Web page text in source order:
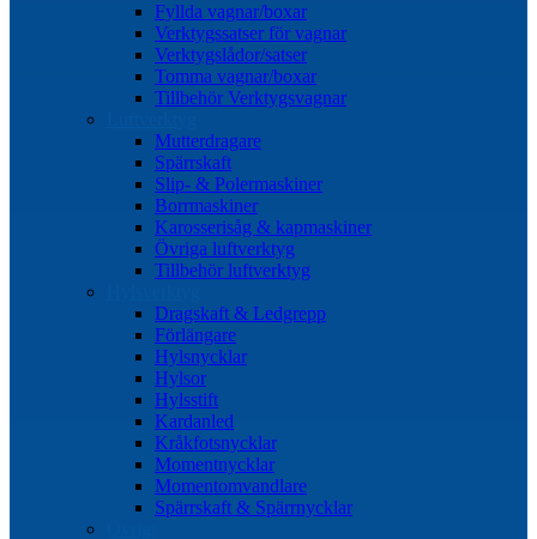
Fyllda vagnar/boxar
Verktygssatser för vagnar
Verktygslådor/satser
Tomma vagnar/boxar
Tillbehör Verktygsvagnar
Mutterdragare
Spärrskaft
Slip- & Polermaskiner
Borrmaskiner
Karosserisåg & kapmaskiner
Övriga luftverktyg
Tillbehör luftverktyg
Dragskaft & Ledgrepp
Förlängare
Hylsnycklar
Hylsor
Hylsstift
Kardanled
Kråkfotsnycklar
Momentnycklar
Momentomvandlare
Spärrskaft & Spärrnycklar